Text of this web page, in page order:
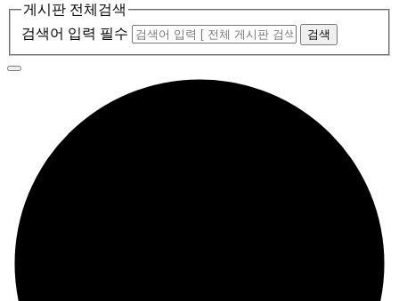
게시판 전체검색
검색어 입력 필수
검색